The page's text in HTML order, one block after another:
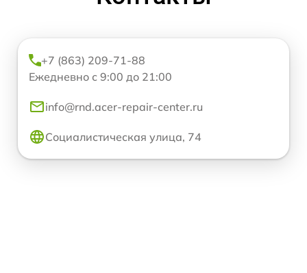
+7 (863) 209-71-88
Ежедневно с 9:00 до 21:00
info@rnd.acer-repair-center.ru
Социалистическая улица, 74